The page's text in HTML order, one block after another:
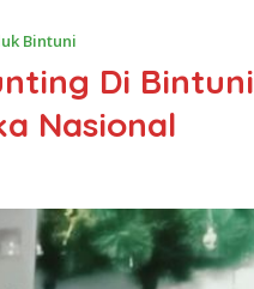
Bintuni
Di Bintuni
Nasional